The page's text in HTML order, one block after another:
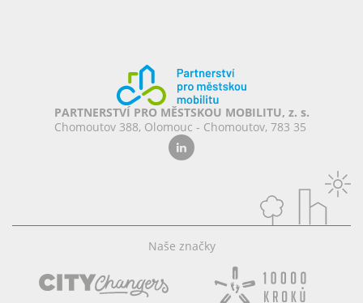
PARTNERSTVÍ PRO MĚSTSKOU MOBILITU, z. s.
Chomoutov 388, Olomouc - Chomoutov, 783 35
Naše značky